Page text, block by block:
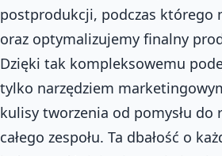
postprodukcji, podczas którego
oraz optymalizujemy finalny
Dzięki tak kompleksowemu
tylko narzędziem
kulisy tworzenia od pomysłu
całego zespołu. Ta dbałość o